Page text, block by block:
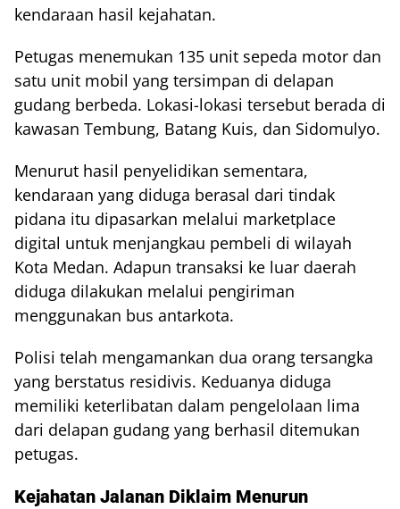
kendaraan hasil kejahatan.
Petugas menemukan 135 unit sepeda motor dan
satu unit mobil yang tersimpan di delapan
gudang berbeda. Lokasi-lokasi tersebut berada di
kawasan Tembung, Batang Kuis, dan Sidomulyo.
Menurut hasil penyelidikan sementara,
kendaraan yang diduga berasal dari tindak
pidana itu dipasarkan melalui marketplace
digital untuk menjangkau pembeli di wilayah
Kota Medan. Adapun transaksi ke luar daerah
diduga dilakukan melalui pengiriman
menggunakan bus antarkota.
Polisi telah mengamankan dua orang tersangka
yang berstatus residivis. Keduanya diduga
memiliki keterlibatan dalam pengelolaan lima
dari delapan gudang yang berhasil ditemukan
petugas.
Kejahatan Jalanan Diklaim Menurun